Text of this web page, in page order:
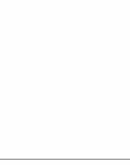
in bestehende
Stauwarnsysteme